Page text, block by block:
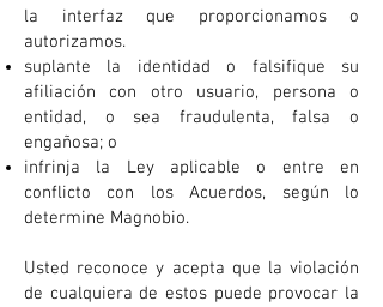
la interfaz que proporcionamos o
autorizamos.
suplante la identidad o falsifique su
afiliación con otro usuario, persona o
entidad, o sea fraudulenta, falsa o
engañosa; o
infrinja la Ley aplicable o entre en
conflicto con los Acuerdos, según lo
determine Magnobio.
Usted reconoce y acepta que la violación
de cualquiera de estos puede provocar la